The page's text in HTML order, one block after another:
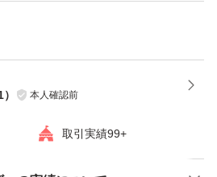
） 本人確認前
取引実績99+